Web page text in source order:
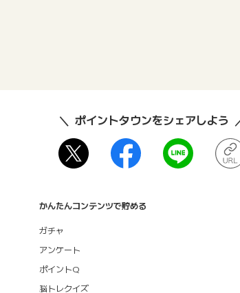
ポイントタウンをシェアしよう
かんたんコンテンツで貯める
ガチャ
アンケート
ポイントQ
脳トレクイズ